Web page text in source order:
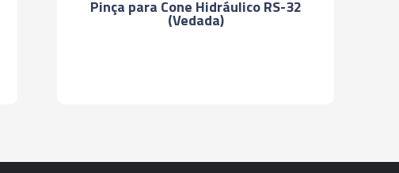
Pinça para Cone Hidráulico RS-32
(Vedada)